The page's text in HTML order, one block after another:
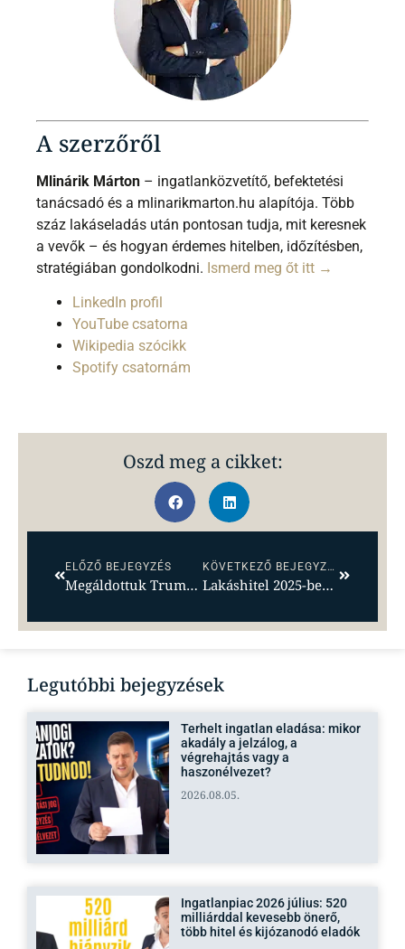
A szerzőről
Mlinárik Márton – ingatlanközvetítő, befektetési
tanácsadó és a mlinarikmarton.hu alapítója. Több
száz lakáseladás után pontosan tudja, mit keresnek
a vevők – és hogyan érdemes hitelben, időzítésben,
stratégiában gondolkodni. Ismerd meg őt itt →
LinkedIn profil
YouTube csatorna
Wikipedia szócikk
Spotify csatornám
Oszd meg a cikket:
ELŐZŐ BEJEGYZÉS
Megáldottuk Trump fodrászát – de mi lesz az ingatlanpiaccal? – itt az áprilisi ingatlanpiaci körkép
KÖVETKEZŐ BEJEGYZÉS
Lakáshitel 2025-ben? Akkor ülj le egy kávéra, és olvasd ezt el!
Legutóbbi bejegyzések
Terhelt ingatlan eladása: mikor
akadály a jelzálog, a
végrehajtás vagy a
haszonélvezet?
2026.08.05.
Ingatlanpiac 2026 július: 520
milliárddal kevesebb önerő,
több hitel és kijózanodó eladók